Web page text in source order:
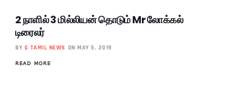
2 நாளில் 3 மில்லியன் தொடும் Mr லோக்கல்
டிரைலர்
BY G TAMIL NEWS ON MAY 5, 2019
READ MORE